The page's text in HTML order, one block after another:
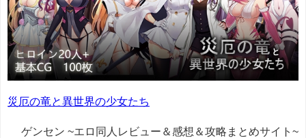
災厄の竜と異世界の少女たち
ゲンセン ~エロ同人レビュー＆感想＆攻略まとめサイト~